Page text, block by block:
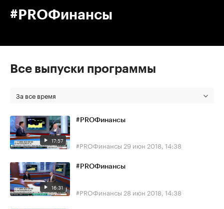
#PROФинансы
Все выпуски программы
За все время
17:57
#PROФинансы
#PROФинансы 29 июн 2018, 14:38
16:31
#PROФинансы
#PROФинансы 28 июн 2018, 14:38